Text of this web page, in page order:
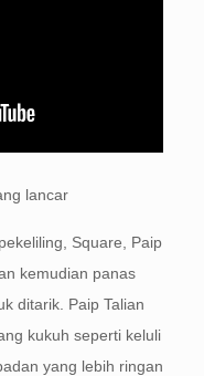
lancar
Square, Paip
kemudian panas
ditarik. Paip Talian
kukuh seperti keluli
yang lebih ringan